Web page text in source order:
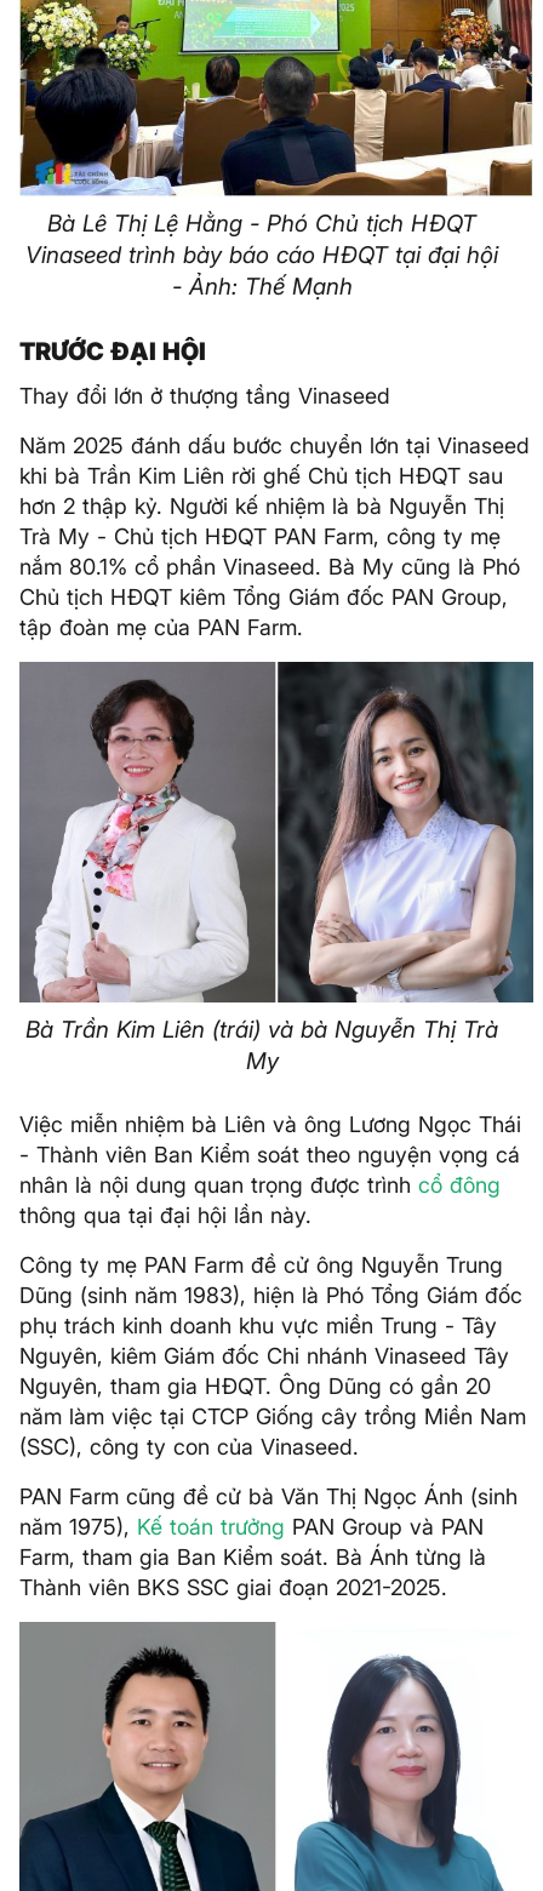
Bà Lê Thị Lệ Hằng - Phó Chủ tịch HĐQT
Vinaseed trình bày báo cáo HĐQT tại đại hội
- Ảnh: Thế Mạnh
TRƯỚC ĐẠI HỘI
Thay đổi lớn ở thượng tầng Vinaseed
Năm 2025 đánh dấu bước chuyển lớn tại Vinaseed
khi bà Trần Kim Liên rời ghế Chủ tịch HĐQT sau
hơn 2 thập kỷ. Người kế nhiệm là bà Nguyễn Thị
Trà My - Chủ tịch HĐQT PAN Farm, công ty mẹ
nắm 80.1% cổ phần Vinaseed. Bà My cũng là Phó
Chủ tịch HĐQT kiêm Tổng Giám đốc PAN Group,
tập đoàn mẹ của PAN Farm.
Bà Trần Kim Liên (trái) và bà Nguyễn Thị Trà
My
Việc miễn nhiệm bà Liên và ông Lương Ngọc Thái
- Thành viên Ban Kiểm soát theo nguyện vọng cá
nhân là nội dung quan trọng được trình cổ đông
thông qua tại đại hội lần này.
Công ty mẹ PAN Farm đề cử ông Nguyễn Trung
Dũng (sinh năm 1983), hiện là Phó Tổng Giám đốc
phụ trách kinh doanh khu vực miền Trung - Tây
Nguyên, kiêm Giám đốc Chi nhánh Vinaseed Tây
Nguyên, tham gia HĐQT. Ông Dũng có gần 20
năm làm việc tại CTCP Giống cây trồng Miền Nam
(SSC), công ty con của Vinaseed.
PAN Farm cũng đề cử bà Văn Thị Ngọc Ánh (sinh
năm 1975), Kế toán trưởng PAN Group và PAN
Farm, tham gia Ban Kiểm soát. Bà Ánh từng là
Thành viên BKS SSC giai đoạn 2021-2025.